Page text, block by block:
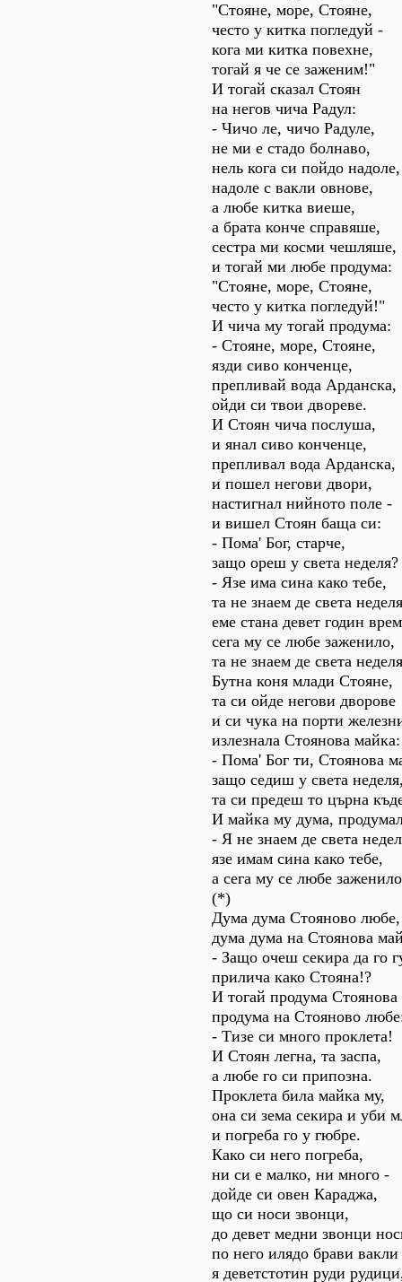
"Стояне, море, Стояне,
често у китка погледуй -
кога ми китка повехне,
тогай я че се заженим!"
И тогай сказал Стоян
на негов чича Радул:
- Чичо ле, чичо Радуле,
не ми е стадо болнаво,
нель кога си пойдо надоле,
надоле с вакли овнове,
а любе китка виеше,
а брата конче справяше,
сестра ми косми чешляше,
и тогай ми любе продума:
"Стояне, море, Стояне,
често у китка погледуй!"
И чича му тогай продума:
- Стояне, море, Стояне,
язди сиво конченце,
препливай вода Арданска,
ойди си твои двореве.
И Стоян чича послуша,
и янал сиво конченце,
препливал вода Арданска,
и пошел негови двори,
настигнал нийното поле -
и вишел Стоян баща си:
- Пома' Бог, старче,
защо ореш у света неделя?
- Язе има сина како тебе,
та не знаем де света
еме стана девет годин
сега му се любе заженило,
та не знаем де света
Бутна коня млади Стояне,
та си ойде негови дворове
и си чука на порти
излезнала Стоянова майка:
- Пома' Бог ти, Стоянова
защо седиш у света
та си предеш то църна
И майка му дума,
- Я не знаем де света
язе имам сина како тебе,
а сега му се любе
(*)
Дума дума Стояново любе,
дума дума на Стоянова
- Защо очеш секира да го
прилича како Стояна!?
И тогай продума
продума на Стояново
- Тизе си много проклета!
И Стоян легна, та заспа,
а любе го си припозна.
Проклета била майка му,
она си зема секира и уби
и погреба го у гюбре.
Како си него погреба,
ни си е малко, ни много -
дойде си овен Караджа,
що си носи звонци,
до девет медни звонци
по него илядо брави
я деветстотин руди